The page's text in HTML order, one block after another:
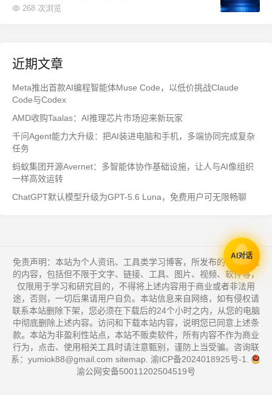
268 次浏览
近期文章
Meta推出首款AI编程智能体Muse Code，以低价挑战Claude
Code与Codex
AMD收购Taalas：AI推理芯片市场迎来新玩家
千问Agent能力大升级：把AI装进电脑和手机，多端协同完成复杂
任务
蚂蚁集团开源Avernet：多智能体协作基础设施，让人与AI像组织
一样高效运转
ChatGPT默认模型升级为GPT-5.6 Luna，免费用户可无限畅聊
免责声明：本站为个人资讯、工具类学习博客，所发布的一切形式
的内容，包括但不限于文字、链接、工具、图片、视频、软件等，
仅限用于学习和研究目的，不得将上述内容用于商业或者非法用
途，否则，一切后果请用户自负。本站信息来自网络，如有侵权请
联系本站删除下架，您必须在下载后的24个小时之内，从您的电脑
中彻底删除上述内容。访问和下载本站内容，说明您已同意上述条
款。本站为非盈利性站点，本站不贩卖软件，所有内容不作为商业
行为，点击、使用相关工具时请注意甄别，谨防上当受骗。咨询联
系：yumiok88@gmail.com sitemap 渝ICP备2024018925号-1
渝公网安备50011202504519号
AI对话